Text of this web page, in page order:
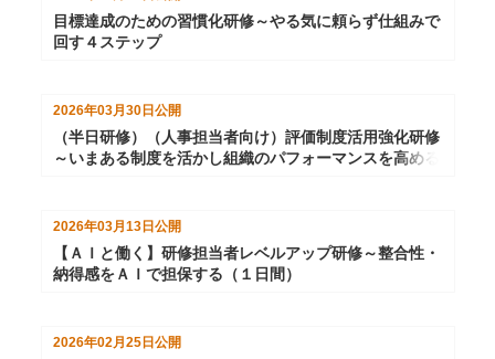
目標達成のための習慣化研修～やる気に頼らず仕組みで
回す４ステップ
2026年03月30日公開
（半日研修）（人事担当者向け）評価制度活用強化研修
～いまある制度を活かし組織のパフォーマンスを高める
2026年03月13日 公開
【ＡＩと働く】研修担当者レベルアップ研修～整合性・
納得感をＡＩで担保する（１日間）
2026年02月25日 公開